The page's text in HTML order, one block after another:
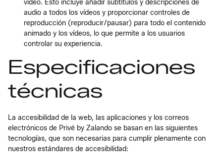
vídeo. Esto incluye añadir subtítulos y descripciones de
audio a todos los vídeos y proporcionar controles de
reproducción (reproducir/pausar) para todo el contenido
animado y los vídeos, lo que permite a los usuarios
controlar su experiencia.
Especificaciones
técnicas
La accesibilidad de la web, las aplicaciones y los correos
electrónicos de Privé by Zalando se basan en las siguientes
tecnologías, que son necesarias para cumplir plenamente con
nuestros estándares de accesibilidad: